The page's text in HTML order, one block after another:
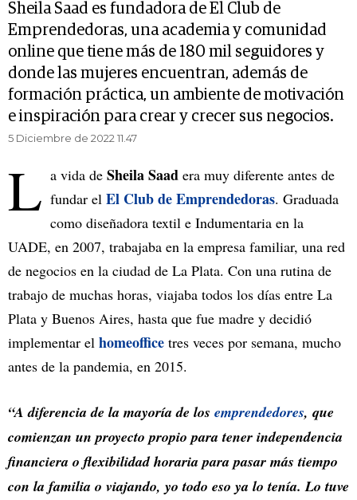
Sheila Saad es fundadora de El Club de
Emprendedoras, una academia y comunidad
online que tiene más de 180 mil seguidores y
donde las mujeres encuentran, además de
formación práctica, un ambiente de motivación
e inspiración para crear y crecer sus negocios.
5 Diciembre de 2022 11.47
L a vida de Sheila Saad era muy diferente antes de
fundar el El Club de Emprendedoras. Graduada
como diseñadora textil e Indumentaria en la
UADE, en 2007, trabajaba en la empresa familiar, una red
de negocios en la ciudad de La Plata. Con una rutina de
trabajo de muchas horas, viajaba todos los días entre La
Plata y Buenos Aires, hasta que fue madre y decidió
implementar el homeoffice tres veces por semana, mucho
antes de la pandemia, en 2015.
“A diferencia de la mayoría de los emprendedores, que
comienzan un proyecto propio para tener independencia
financiera o flexibilidad horaria para pasar más tiempo
con la familia o viajando, yo todo eso ya lo tenía. Lo tuve